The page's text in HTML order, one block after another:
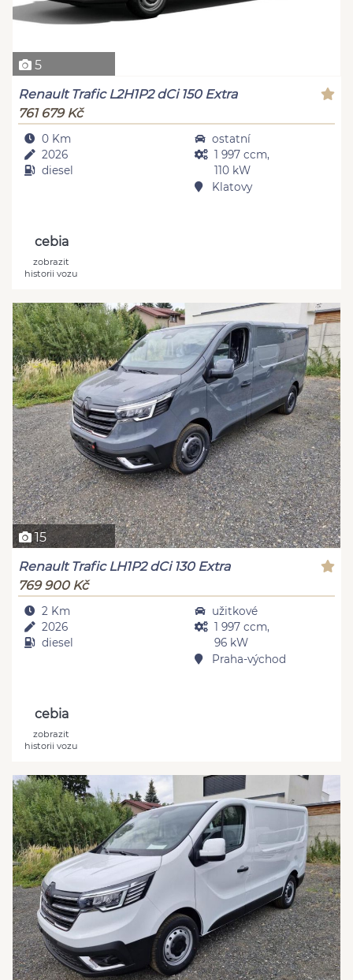
5
Renault Trafic L2H1P2 dCi 150 Extra
761 679 Kč
0 Km
2026
diesel
ostatní
1 997 ccm,
110 kW
Klatovy
cebia
zobrazit
historii vozu
15
Renault Trafic LH1P2 dCi 130 Extra
769 900 Kč
2 Km
2026
diesel
užitkové
1 997 ccm,
96 kW
Praha-východ
cebia
zobrazit
historii vozu